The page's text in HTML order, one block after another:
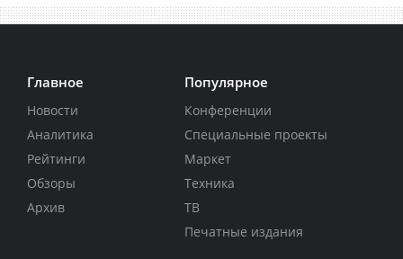
Главное
Новости
Аналитика
Рейтинги
Обзоры
Архив
Популярное
Конференции
Специальные проекты
Маркет
Техника
ТВ
Печатные издания